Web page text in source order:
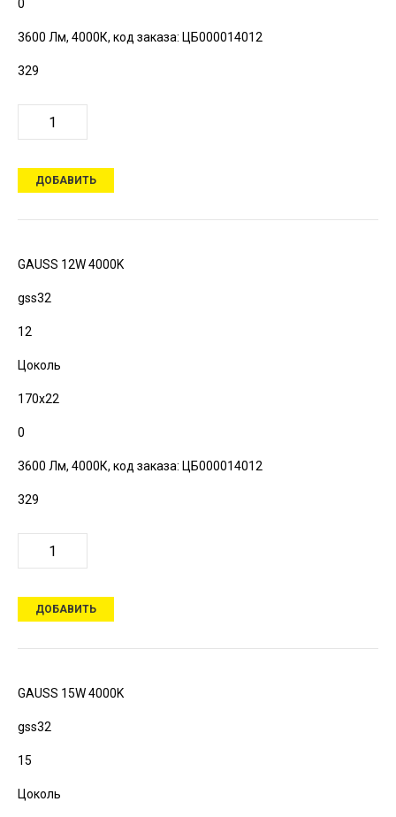
0
3600 Лм, 4000К, код заказа: ЦБ000014012
329
ДОБАВИТЬ
GAUSS 12W 4000K
gss32
12
Цоколь
170х22
0
3600 Лм, 4000К, код заказа: ЦБ000014012
329
ДОБАВИТЬ
GAUSS 15W 4000K
gss32
15
Цоколь